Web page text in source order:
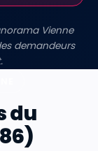
Vienne
demandeurs
du